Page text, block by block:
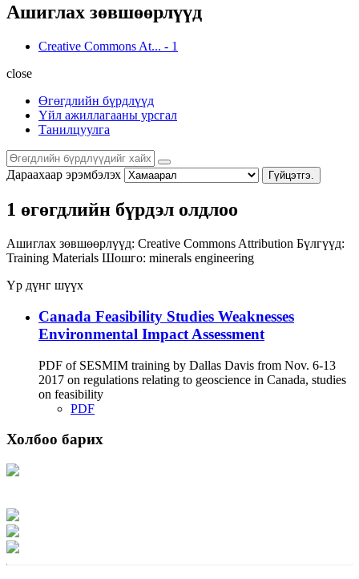
Ашиглах зөвшөөрлүүд
Creative Commons At... - 1
close
Өгөгдлийн бүрдлүүд
Үйл ажиллагааны урсгал
Танилцуулга
Дараахаар эрэмбэлэх Гүйцэтгэ.
1 өгөгдлийн бүрдэл олдлоо
Ашиглах зөвшөөрлүүд: Creative Commons Attribution Бүлгүүд:
Training Materials Шошго: minerals engineering
Үр дүнг шүүх
Canada Feasibility Studies Weaknesses
Environmental Impact Assessment
PDF of SESMIM training by Dallas Davis from Nov. 6-13
2017 on regulations relating to geoscience in Canada, studies
on feasibility
PDF
Холбоо барих